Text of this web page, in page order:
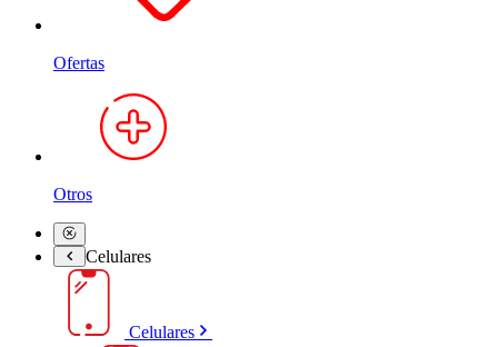
Ofertas
Otros
Celulares
Celulares